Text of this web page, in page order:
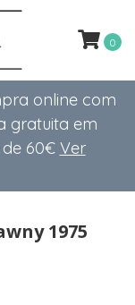
online com
gratuita em
60€ Ver
0
1975